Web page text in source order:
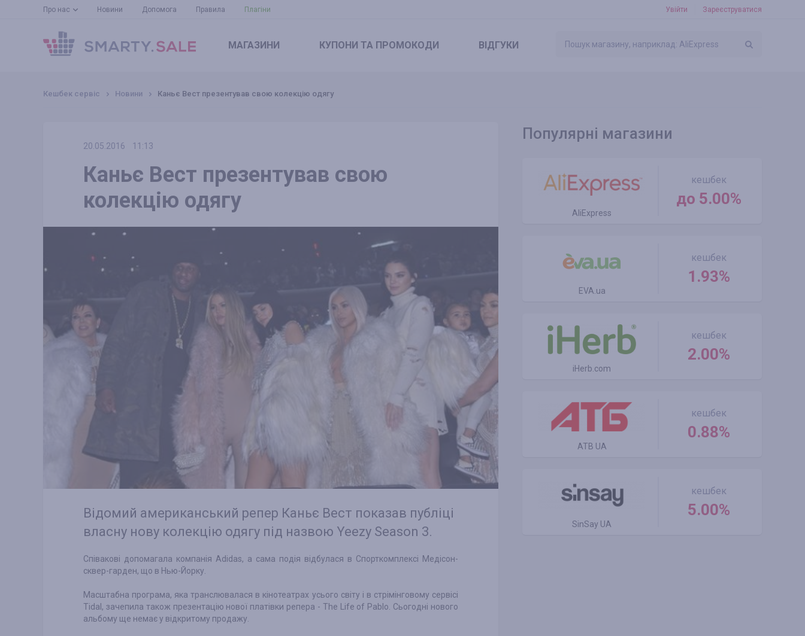
Про нас Новини Допомога Правила Плагіни Увійти Зареєструватися
МАГАЗИНИ КУПОНИ ТА ПРОМОКОДИ ВІДГУКИ
Кешбек сервіс Новини Каньє Вест презентував свою колекцію одягу
20.05.2016 11:13
Каньє Вест презентував свою
колекцію одягу
Відомий американський репер Каньє Вест показав публіці
власну нову колекцію одягу під назвою Yeezy Season 3.
Співакові допомагала компанія Adidas, а сама подія відбулася в Спорткомплексі Медісон-
сквер-гарден, що в Нью-Йорку.
Масштабна програма, яка транслювалася в кінотеатрах усього світу і в стрімінговому сервісі
Tidal, зачепила також презентацію нової платівки репера - The Life of Pablo. Сьогодні нового
альбому ще немає у відкритому продажу.
Популярні магазини
AliExpress
кешбек
до 5.00%
EVA.ua
кешбек
1.93%
iHerb.com
кешбек
2.00%
ATB UA
кешбек
0.88%
SinSay UA
кешбек
5.00%